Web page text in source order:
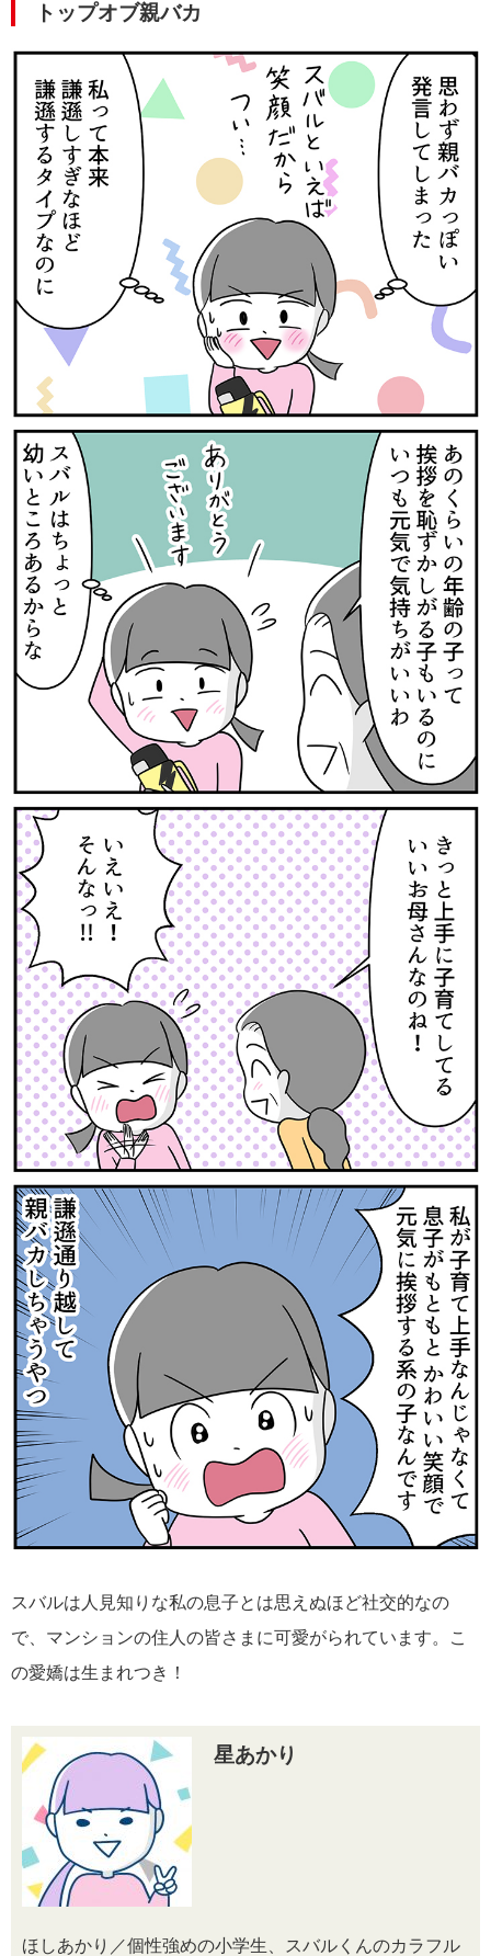
トップオブ親バカ
スバルは人見知りな私の息子とは思えぬほど社交的なの
で、マンションの住人の皆さまに可愛がられています。こ
の愛嬌は生まれつき！
星あかり
ほしあかり／個性強めの小学生、スバルくんのカラフル